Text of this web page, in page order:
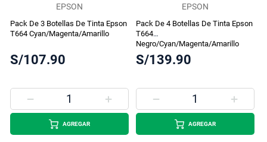
EPSON
Pack De 3 Botellas De Tinta Epson
T664 Cyan/Magenta/Amarillo
S/107.90
AGREGAR
EPSON
Pack De 4 Botellas De Tinta Epson
T664
Negro/Cyan/Magenta/Amarillo
S/139.90
AGREGAR